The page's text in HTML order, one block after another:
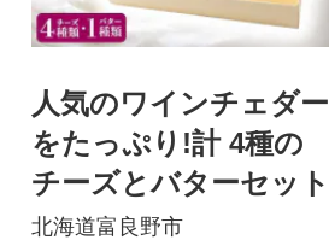
人気のワインチェダー
をたっぷり!計 4種の
チーズとバターセット
北海道富良野市